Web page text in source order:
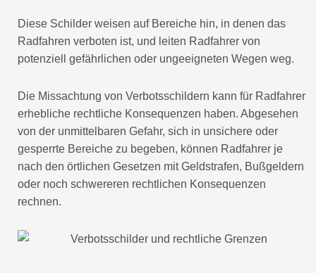
Diese Schilder weisen auf Bereiche hin, in denen das
Radfahren verboten ist, und leiten Radfahrer von
potenziell gefährlichen oder ungeeigneten Wegen weg.
Die Missachtung von Verbotsschildern kann für Radfahrer
erhebliche rechtliche Konsequenzen haben. Abgesehen
von der unmittelbaren Gefahr, sich in unsichere oder
gesperrte Bereiche zu begeben, können Radfahrer je
nach den örtlichen Gesetzen mit Geldstrafen, Bußgeldern
oder noch schwereren rechtlichen Konsequenzen
rechnen.